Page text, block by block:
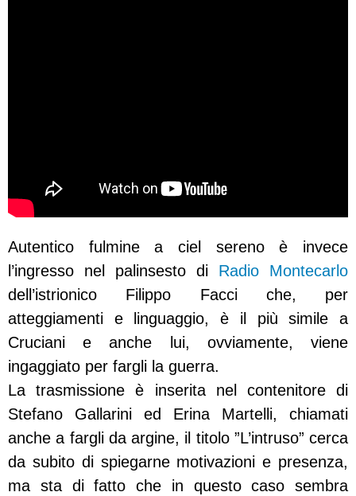
Autentico fulmine a ciel sereno è invece
l’ingresso nel palinsesto di Radio Montecarlo
dell’istrionico Filippo Facci che, per
atteggiamenti e linguaggio, è il più simile a
Cruciani e anche lui, ovviamente, viene
ingaggiato per fargli la guerra.
La trasmissione è inserita nel contenitore di
Stefano Gallarini ed Erina Martelli, chiamati
anche a fargli da argine, il titolo ”L’intruso” cerca
da subito di spiegarne motivazioni e presenza,
ma sta di fatto che in questo caso sembra